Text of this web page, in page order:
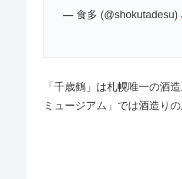
— 食多 (@shokutadesu)
「千歳鶴」は札幌唯一の酒
ミュージアム」では酒造り